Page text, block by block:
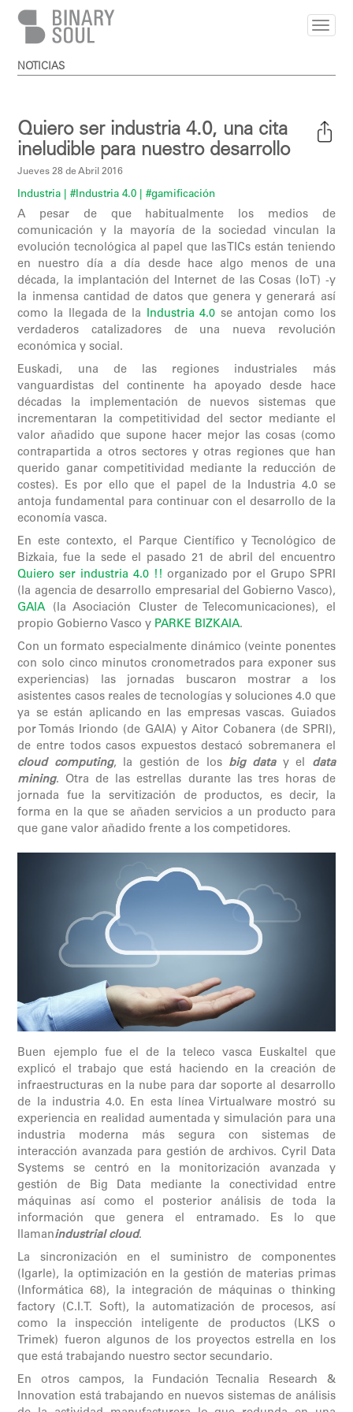
Pasar al contenido principal
NOTICIAS
Quiero ser industria 4.0, una cita
ineludible para nuestro desarrollo
Jueves 28 de Abril 2016
Industria | #Industria 4.0
| #gamificación
A pesar de que habitualmente los medios de
comunicación y la mayoría de la sociedad vinculan la
evolución tecnológica al papel que las TICs están teniendo
en nuestro día a día desde hace algo menos de una
década, la implantación del Internet de las Cosas (IoT) -y
la inmensa cantidad de datos que genera y generará así
como la llegada de la
Industria 4.0 se antojan como los
verdaderos catalizadores de una nueva revolución
económica y social.
Euskadi, una de las regiones industriales más
vanguardistas del continente ha apoyado desde hace
décadas la implementación de nuevos sistemas que
incrementaran la competitividad del sector mediante el
valor añadido que supone hacer mejor las cosas (como
contrapartida a otros sectores y otras regiones que han
querido ganar competitividad mediante la reducción de
costes). Es por ello que el papel de la Industria 4.0 se
antoja fundamental para continuar con el desarrollo de la
economía vasca.
En este contexto, el Parque Científico y Tecnológico de
Bizkaia, fue la sede el pasado 21 de abril del encuentro
Quiero ser industria 4.0 !! organizado por el Grupo SPRI
(la agencia de desarrollo empresarial del Gobierno Vasco),
GAIA(la Asociación Cluster de Telecomunicaciones), el
propio Gobierno Vasco y PARKE BIZKAIA.
Con un formato especialmente dinámico (veinte ponentes
con solo cinco minutos cronometrados para exponer sus
experiencias) las jornadas buscaron mostrar a los
asistentes casos reales de tecnologías y soluciones 4.0 que
ya se están aplicando en las empresas vascas. Guiados
por Tomás Iriondo (de GAIA) y Aitor Cobanera (de SPRI),
de entre todos casos expuestos destacó sobremanera el
cloud computing, la gestión de los big datay el data
mining. Otra de las estrellas durante las tres horas de
jornada fue la servitización de productos, es decir, la
forma en la que se añaden servicios a un producto para
que gane valor añadido frente a los competidores.
Buen ejemplo fue el de la teleco vasca Euskaltel que
explicó el trabajo que está haciendo en la creación de
infraestructuras en la nube para dar soporte al desarrollo
de la industria 4.0. En esta línea Virtualware mostró su
experiencia en realidad aumentada y simulación para una
industria moderna más segura con sistemas de
interacción avanzada para gestión de archivos. Cyril Data
Systems se centró en la monitorización avanzada y
gestión de Big Data mediante la conectividad entre
máquinas así como el posterior análisis de toda la
información que genera el entramado. Es lo que
llamanindustrial cloud.
La sincronización en el suministro de componentes
(Igarle), la optimización en la gestión de materias primas
(Informática 68), la integración de máquinas o thinking
factory (C.I.T. Soft), la automatización de procesos, así
como la inspección inteligente de productos (LKS o
Trimek) fueron algunos de los proyectos estrella en los
que está trabajando nuestro sector secundario.
En otros campos, la Fundación Tecnalia Research &
Innovation está trabajando en nuevos sistemas de análisis